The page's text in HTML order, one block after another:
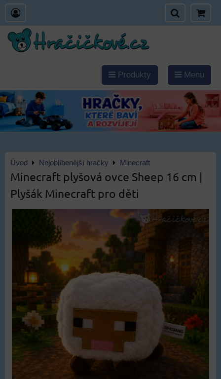
Produkty Menu
Úvod Nejoblíbenější hračky Minecraft
Minecraft plyšová ovce Sheep 16 cm |
Plyšák Minecraft pro děti